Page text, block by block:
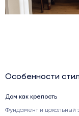
Особенности
Дом как крепость
Фундамент и цокольный